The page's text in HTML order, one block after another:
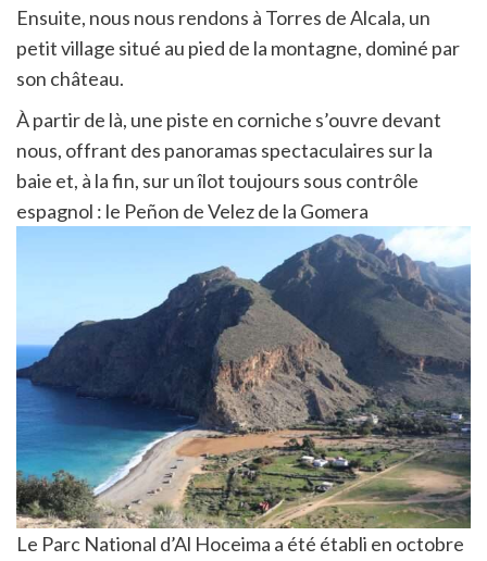
Ensuite, nous nous rendons à Torres de Alcala, un
petit village situé au pied de la montagne, dominé par
son château.
À partir de là, une piste en corniche s’ouvre devant
nous, offrant des panoramas spectaculaires sur la
baie et, à la fin, sur un îlot toujours sous contrôle
espagnol : le Peñon de Velez de la Gomera
Le Parc National d’Al Hoceima a été établi en octobre